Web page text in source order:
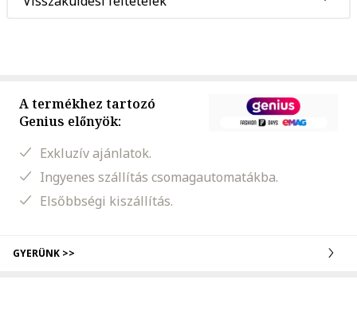
A termékhez tartozó
Genius előnyök:
Exkluzív ajánlatok.
Ingyenes szállítás csomagautomatákba.
Elsőbbségi kiszállítás.
GYERÜNK >>